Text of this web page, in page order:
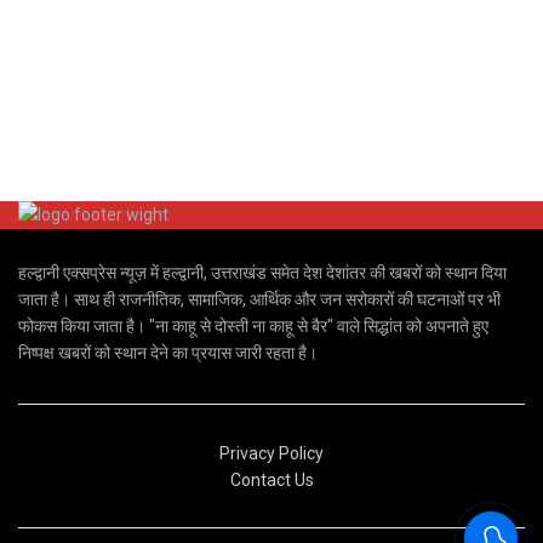
हल्द्वानी एक्सप्रेस न्यूज़ में हल्द्वानी, उत्तराखंड समेत देश देशांतर की खबरों को स्थान दिया
जाता है। साथ ही राजनीतिक, सामाजिक, आर्थिक और जन सरोकारों की घटनाओं पर भी
फोकस किया जाता है। "ना काहू से दोस्ती ना काहू से बैर" वाले सिद्धांत को अपनाते हुए
निष्पक्ष खबरों को स्थान देने का प्रयास जारी रहता है।
Privacy Policy
Contact Us